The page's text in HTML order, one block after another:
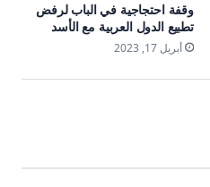
وقفة احتجاجية في الباب لرفض
تطبيع الدول العربية مع الأسد
أبريل 17, 2023